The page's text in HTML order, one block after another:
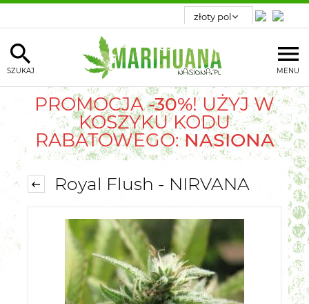
MENU
SZUKAJ
PROMOCJA-30%! UŻYJ W
KOSZYKU KODU
RABATOWEGO:NASIONA
Royal Flush - NIRVANA